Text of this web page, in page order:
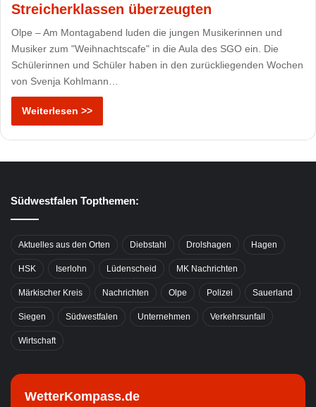
Streicherklassen überzeugten
Olpe – Am Montagabend luden die jungen Musikerinnen und
Musiker zum "Weihnachtscafe" in die Aula des SGO ein. Die
Schülerinnen und Schüler haben in den zurückliegenden Wochen
von Svenja Kohlmann…
Weiterlesen >>
Südwestfalen Topthemen:
Aktuelles aus den Orten Diebstahl Drolshagen Hagen
HSK Iserlohn Lüdenscheid MK Nachrichten
Märkischer Kreis Nachrichten Olpe Polizei Sauerland
Siegen Südwestfalen Unternehmen Verkehrsunfall
Wirtschaft
WetterKompass.de